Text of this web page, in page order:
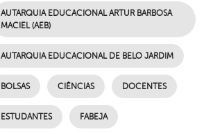
AUTARQUIA EDUCACIONAL ARTUR BARBOSA
MACIEL (AEB)
AUTARQUIA EDUCACIONAL DE BELO JARDIM
BOLSAS CIÊNCIAS DOCENTES
ESTUDANTES FABEJA